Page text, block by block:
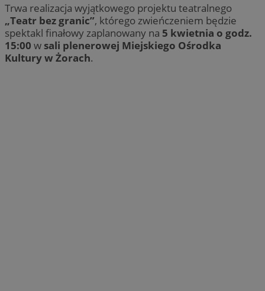
Trwa realizacja wyjątkowego projektu teatralnego
„Teatr bez granic”, którego zwieńczeniem będzie
spektakl finałowy zaplanowany na 5 kwietnia o godz.
15:00 w sali plenerowej Miejskiego Ośrodka
Kultury w Żorach.